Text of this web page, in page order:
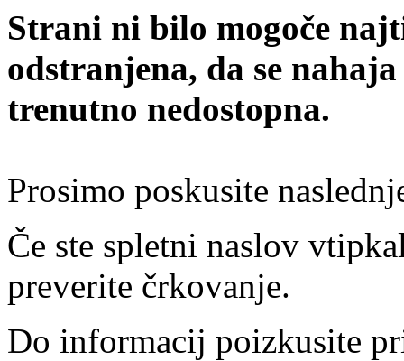
Strani ni bilo mogoče
odstranjena, da se
trenutno nedostopna.
Prosimo poskusite
Če ste spletni naslov
preverite črkovanje.
Do informacij poizkusite